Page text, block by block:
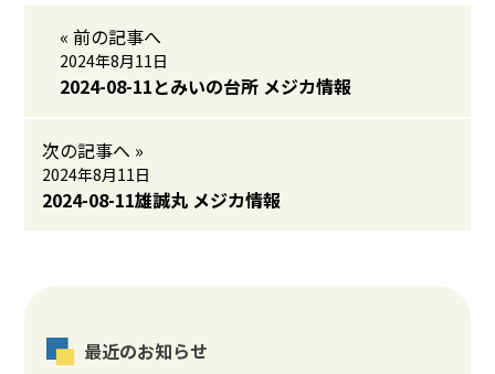
« 前の記事へ
2024年8月11日
2024-08-11とみいの台所 メジカ情報
次の記事へ »
2024年8月11日
2024-08-11雄誠丸 メジカ情報
最近のお知らせ